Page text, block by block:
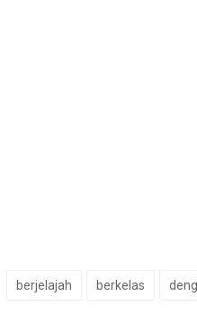
berjelajah berkelas